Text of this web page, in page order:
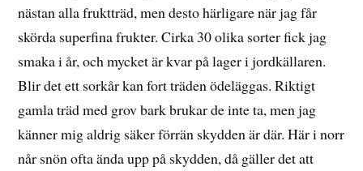
nästan alla fruktträd, men desto härligare när jag får
skörda superfina frukter. Cirka 30 olika sorter fick jag
smaka i år, och mycket är kvar på lager i jordkällaren.
Blir det ett sorkår kan fort träden ödeläggas. Riktigt
gamla träd med grov bark brukar de inte ta, men jag
känner mig aldrig säker förrän skydden är där. Här i norr
når snön ofta ända upp på skydden, då gäller det att